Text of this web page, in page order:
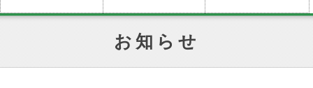
お知らせ